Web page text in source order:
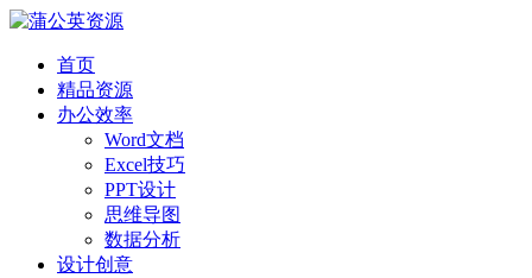
首页
精品资源
办公效率
Word文档
Excel技巧
PPT设计
思维导图
数据分析
设计创意